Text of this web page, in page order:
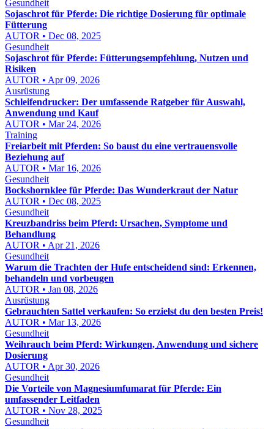
Gesundheit
Sojaschrot für Pferde: Die richtige Dosierung für optimale
Fütterung
AUTOR • Dec 08, 2025
Gesundheit
Sojaschrot für Pferde: Fütterungsempfehlung, Nutzen und
Risiken
AUTOR • Apr 09, 2026
Ausrüstung
Schleifendrucker: Der umfassende Ratgeber für Auswahl,
Anwendung und Kauf
AUTOR • Mar 24, 2026
Training
Freiarbeit mit Pferden: So baust du eine vertrauensvolle
Beziehung auf
AUTOR • Mar 16, 2026
Gesundheit
Bockshornklee für Pferde: Das Wunderkraut der Natur
AUTOR • Dec 08, 2025
Gesundheit
Kreuzbandriss beim Pferd: Ursachen, Symptome und
Behandlung
AUTOR • Apr 21, 2026
Gesundheit
Warum die Trachten der Hufe entscheidend sind: Erkennen,
behandeln und vorbeugen
AUTOR • Jan 08, 2026
Ausrüstung
Gebrauchten Sattel verkaufen: So erzielst du den besten Preis!
AUTOR • Mar 13, 2026
Gesundheit
Weihrauch beim Pferd: Wirkungen, Anwendung und sichere
Dosierung
AUTOR • Apr 30, 2026
Gesundheit
Die Vorteile von Magnesiumfumarat für Pferde: Ein
umfassender Leitfaden
AUTOR • Nov 28, 2025
Gesundheit